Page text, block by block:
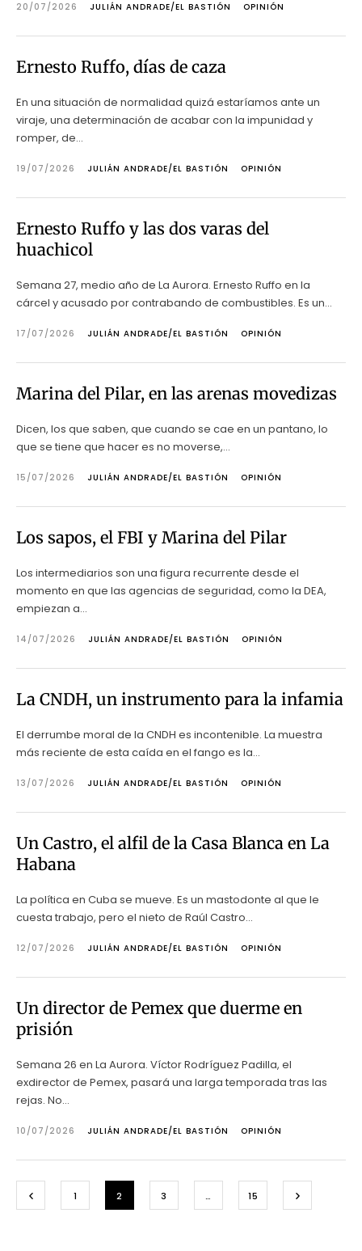
20/07/2026 JULIÁN ANDRADE/EL BASTIÓN OPINIÓN
Ernesto Ruffo, días de caza
En una situación de normalidad quizá estaríamos ante un
viraje, una determinación de acabar con la impunidad y
romper, de...
19/07/2026 JULIÁN ANDRADE/EL BASTIÓN OPINIÓN
Ernesto Ruffo y las dos varas del
huachicol
Semana 27, medio año de La Aurora. Ernesto Ruffo en la
cárcel y acusado por contrabando de combustibles. Es un...
17/07/2026 JULIÁN ANDRADE/EL BASTIÓN OPINIÓN
Marina del Pilar, en las arenas movedizas
Dicen, los que saben, que cuando se cae en un pantano, lo
que se tiene que hacer es no moverse,...
15/07/2026 JULIÁN ANDRADE/EL BASTIÓN OPINIÓN
Los sapos, el FBI y Marina del Pilar
Los intermediarios son una figura recurrente desde el
momento en que las agencias de seguridad, como la DEA,
empiezan a...
14/07/2026 JULIÁN ANDRADE/EL BASTIÓN OPINIÓN
La CNDH, un instrumento para la infamia
El derrumbe moral de la CNDH es incontenible. La muestra
más reciente de esta caída en el fango es la...
13/07/2026 JULIÁN ANDRADE/EL BASTIÓN OPINIÓN
Un Castro, el alfil de la Casa Blanca en La
Habana
La política en Cuba se mueve. Es un mastodonte al que le
cuesta trabajo, pero el nieto de Raúl Castro...
12/07/2026 JULIÁN ANDRADE/EL BASTIÓN OPINIÓN
Un director de Pemex que duerme en
prisión
Semana 26 en La Aurora. Víctor Rodríguez Padilla, el
exdirector de Pemex, pasará una larga temporada tras las
rejas. No...
10/07/2026 JULIÁN ANDRADE/EL BASTIÓN OPINIÓN
1 2 3 … 15